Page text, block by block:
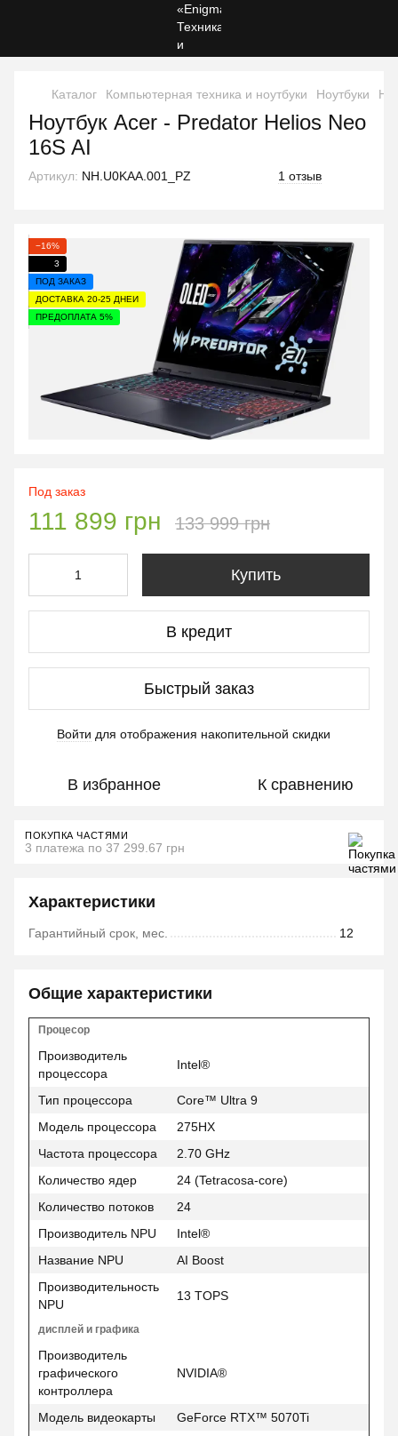
Каталог Компьютерная техника и ноутбуки Ноутбуки
Ноутбук Acer - Predator Helios Neo
16S AI
Артикул: NH.U0KAA.001_PZ 1 отзыв
−16%
3
ПОД ЗАКАЗ
ДОСТАВКА 20-25 ДНЕЙ
ПРЕДОПЛАТА 5%
Под заказ
111 899 грн 133 999 грн
Купить
В кредит
Быстрый заказ
Войти для отображения накопительной скидки
В избранное К сравнению
ПОКУПКА ЧАСТЯМИ
3 платежа по 37 299.67 грн
Характеристики
Гарантийный срок, мес. 12
Общие характеристики
Процесор
Производитель
процессора
Intel®
Тип процессора
Core™ Ultra 9
Модель процессора
275HX
Частота процессора
2.70 GHz
Количество ядер
24 (Tetracosa-core)
Количество потоков
24
Производитель NPU
Intel®
Название NPU
AI Boost
Производительность
NPU
13 TOPS
дисплей и графика
Производитель
графического
контроллера
NVIDIA®
Модель видеокарты
GeForce RTX™ 5070Ti